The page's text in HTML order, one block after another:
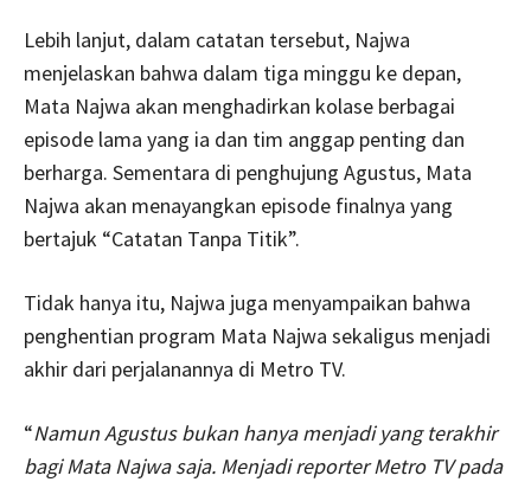
Lebih lanjut, dalam catatan tersebut, Najwa
menjelaskan bahwa dalam tiga minggu ke depan,
Mata Najwa akan menghadirkan kolase berbagai
episode lama yang ia dan tim anggap penting dan
berharga. Sementara di penghujung Agustus, Mata
Najwa akan menayangkan episode finalnya yang
bertajuk “Catatan Tanpa Titik”.
Tidak hanya itu, Najwa juga menyampaikan bahwa
penghentian program Mata Najwa sekaligus menjadi
akhir dari perjalanannya di Metro TV.
“Namun Agustus bukan hanya menjadi yang terakhir
bagi Mata Najwa saja. Menjadi reporter Metro TV pada